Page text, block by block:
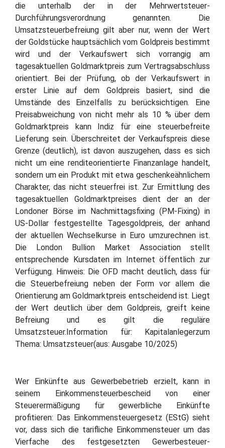
die unterhalb der in der Mehrwertsteuer-
Durchführungsverordnung genannten. Die
Umsatzsteuerbefreiung gilt aber nur, wenn der Wert
der Goldstücke hauptsächlich vom Goldpreis bestimmt
wird und der Verkaufswert sich vorrangig am
tagesaktuellen Goldmarktpreis zum Vertragsabschluss
orientiert. Bei der Prüfung, ob der Verkaufswert in
erster Linie auf dem Goldpreis basiert, sind die
Umstände des Einzelfalls zu berücksichtigen. Eine
Preisabweichung von nicht mehr als 10 % über dem
Goldmarktpreis kann Indiz für eine steuerbefreite
Lieferung sein. Überschreitet der Verkaufspreis diese
Grenze (deutlich), ist davon auszugehen, dass es sich
nicht um eine renditeorientierte Finanzanlage handelt,
sondern um ein Produkt mit etwa geschenkeähnlichem
Charakter, das nicht steuerfrei ist. Zur Ermittlung des
tagesaktuellen Goldmarktpreises dient der an der
Londoner Börse im Nachmittagsfixing (PM-Fixing) in
US-Dollar festgestellte Tagesgoldpreis, der anhand
der aktuellen Wechselkurse in Euro umzurechnen ist.
Die London Bullion Market Association stellt
entsprechende Kursdaten im Internet öffentlich zur
Verfügung. Hinweis: Die OFD macht deutlich, dass für
die Steuerbefreiung neben der Form vor allem die
Orientierung am Goldmarktpreis entscheidend ist. Liegt
der Wert deutlich über dem Goldpreis, greift keine
Befreiung und es gilt die reguläre
Umsatzsteuer.Information für: Kapitalanlegerzum
Thema: Umsatzsteuer(aus: Ausgabe 10/2025)
Wer Einkünfte aus Gewerbebetrieb erzielt, kann in
seinem Einkommensteuerbescheid von einer
Steuerermäßigung für gewerbliche Einkünfte
profitieren: Das Einkommensteuergesetz (EStG) sieht
vor, dass sich die tarifliche Einkommensteuer um das
Vierfache des festgesetzten Gewerbesteuer-